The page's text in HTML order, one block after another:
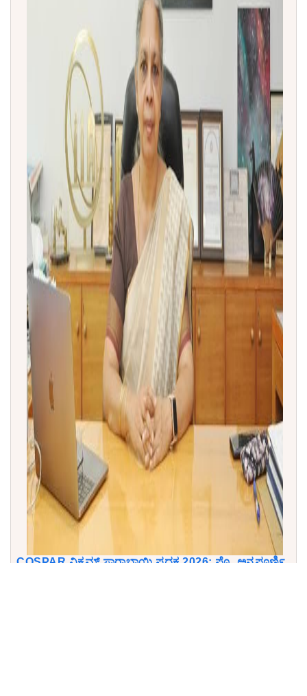
COSPAR ವಿಕ್ರಮ್ ಸಾರಾಭಾಯಿ ಪದಕ 2026: ಪ್ರೊ. ಅನ್ನಪೂರ್ಣಿ